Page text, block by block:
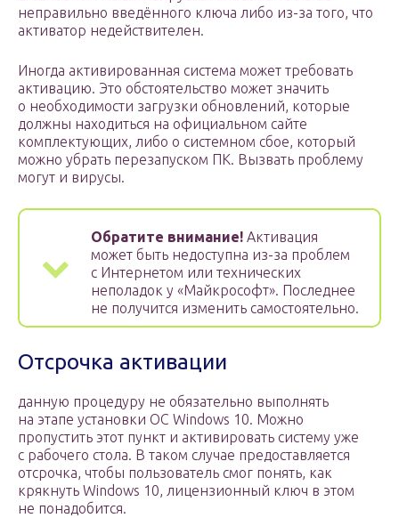
неправильно введённого ключа либо из-за того, что
активатор недействителен.
Иногда активированная система может требовать
активацию. Это обстоятельство может значить
о необходимости загрузки обновлений, которые
должны находиться на официальном сайте
комплектующих, либо о системном сбое, который
можно убрать перезапуском ПК. Вызвать проблему
могут и вирусы.
Обратите внимание! Активация
может быть недоступна из-за проблем
с Интернетом или технических
неполадок у «Майкрософт». Последнее
не получится изменить самостоятельно.
Отсрочка активации
данную процедуру не обязательно выполнять
на этапе установки OC Windows 10. Можно
пропустить этот пункт и активировать систему уже
с рабочего стола. В таком случае предоставляется
отсрочка, чтобы пользователь смог понять, как
крякнуть Windows 10, лицензионный ключ в этом
не понадобится.